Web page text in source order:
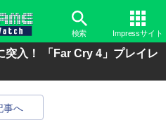
検索 Impressサイト
突入！ 「Far Cry 4」プレイレ
事へ